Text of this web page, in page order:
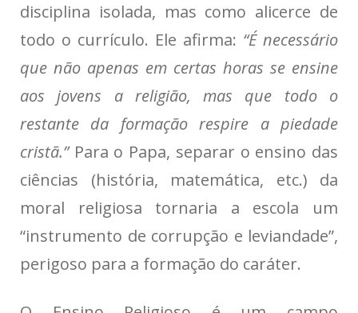
disciplina isolada, mas como alicerce de
todo o currículo. Ele afirma: “É necessário
que não apenas em certas horas se ensine
aos jovens a religião, mas que todo o
restante da formação respire a piedade
cristã.”Para o Papa, separar o ensino das
ciências (história, matemática, etc.) da
moral religiosa tornaria a escola um
“instrumento de corrupção e leviandade”,
perigoso para a formação do caráter.